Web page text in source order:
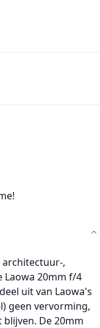
,
20mm f/4
uit van Laowa's
geen vervorming,
De 20mm